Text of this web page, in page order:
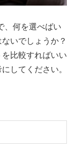
、何を選べばい
いでしょうか？
比較すればいい
してください。